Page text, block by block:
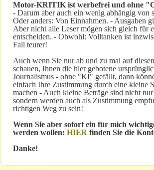
Motor-KRITIK ist werbefrei und ohne
- Darum aber auch ein wenig abhängig von
Oder anders: Von Einnahmen. - Ausgaben
Aber nicht alle Leser mögen sich gleich für
entscheiden. - Obwohl: Volltanken ist
Fall teurer!
Auch wenn Sie nur ab und zu mal auf
schauen, Ihnen die hier gebotene
Journalismus - ohne "KI" gefällt, dann
einfach Ihre Zustimmung durch eine kleine
machen - Auch kleine Beträge sind nicht
sondern werden auch als Zustimmung
richtigen Weg zu sein!
Wenn Sie aber sofort ein für mich
werden wollen: HIER finden Sie die
Danke!